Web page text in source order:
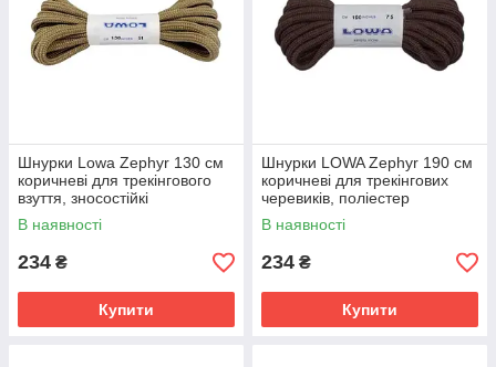
Шнурки Lowa Zephyr 130 см
коричневі для трекінгового
взуття, зносостійкі
В наявності
234 ₴
Купити
Шнурки LOWA Zephyr 190 см
коричневі для трекінгових
черевиків, поліестер
В наявності
234 ₴
Купити